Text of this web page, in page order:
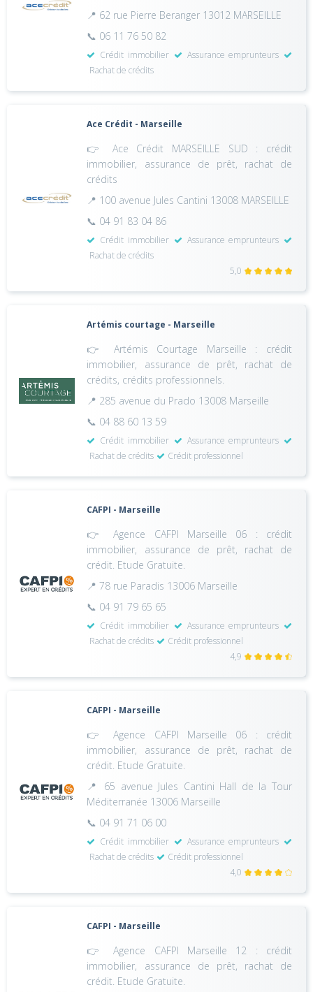
📍 62 rue Pierre Beranger 13012 MARSEILLE
📞 06 11 76 50 82
Crédit immobilier
Assurance emprunteurs
Rachat de crédits
Ace Crédit - Marseille
👉 Ace Crédit MARSEILLE SUD : crédit
immobilier, assurance de prêt, rachat de
crédits
📍 100 avenue Jules Cantini 13008 MARSEILLE
📞 04 91 83 04 86
Crédit immobilier
Assurance emprunteurs
Rachat de crédits
5,0
Artémis courtage - Marseille
👉 Artémis Courtage Marseille : crédit
immobilier, assurance de prêt, rachat de
crédits, crédits professionnels.
📍 285 avenue du Prado 13008 Marseille
📞 04 88 60 13 59
Crédit immobilier
Assurance emprunteurs
Rachat de crédits
Crédit professionnel
CAFPI - Marseille
👉 Agence CAFPI Marseille 06 : crédit
immobilier, assurance de prêt, rachat de
crédit. Etude Gratuite.
📍 78 rue Paradis 13006 Marseille
📞 04 91 79 65 65
Crédit immobilier
Assurance emprunteurs
Rachat de crédits
Crédit professionnel
4,9
CAFPI - Marseille
👉 Agence CAFPI Marseille 06 : crédit
immobilier, assurance de prêt, rachat de
crédit. Etude Gratuite.
📍 65 avenue Jules Cantini Hall de la Tour
Méditerranée 13006 Marseille
📞 04 91 71 06 00
Crédit immobilier
Assurance emprunteurs
Rachat de crédits
Crédit professionnel
4,0
CAFPI - Marseille
👉 Agence CAFPI Marseille 12 : crédit
immobilier, assurance de prêt, rachat de
crédit. Etude Gratuite.